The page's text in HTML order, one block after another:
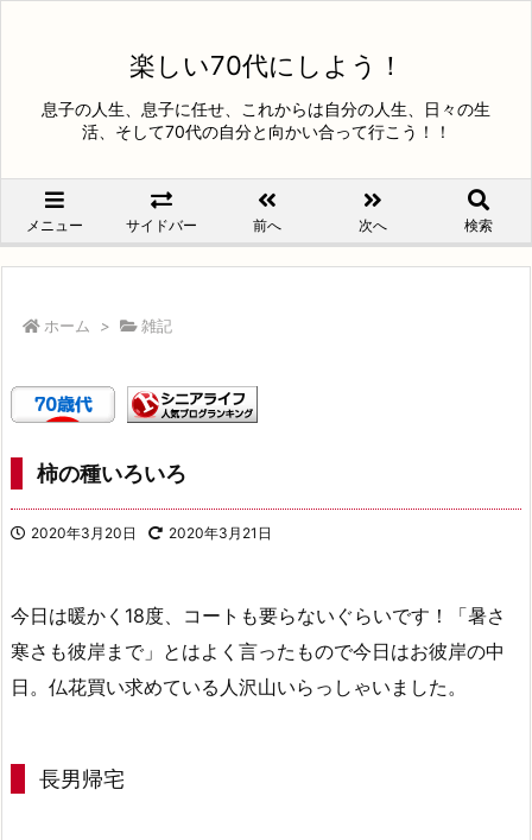
楽しい70代にしよう！
息子の人生、息子に任せ、これからは自分の人生、日々の生
活、そして70代の自分と向かい合って行こう！！
メニュー サイドバー 前へ 次へ 検索
ホーム > 雑記
柿の種いろいろ
2020年3月20日 2020年3月21日
今日は暖かく18度、コートも要らないぐらいです！「暑さ
寒さも彼岸まで」とはよく言ったもので今日はお彼岸の中
日。仏花買い求めている人沢山いらっしゃいました。
長男帰宅